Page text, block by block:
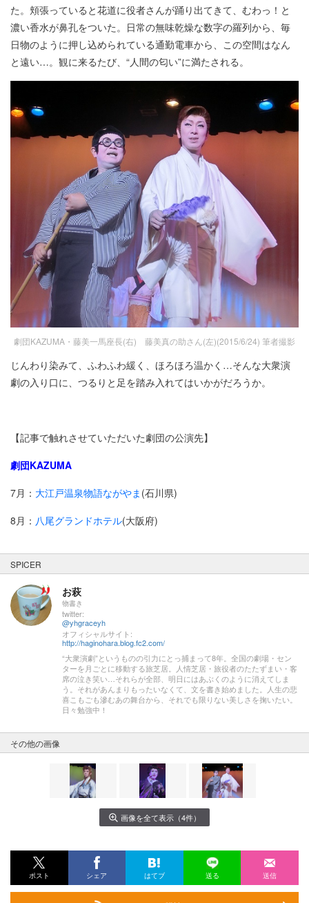
た。頬張っていると花道に役者さんが踊り出てきて、むわっ！と
濃い香水が鼻孔をついた。日常の無味乾燥な数字の羅列から、毎
日物のように押し込められている通勤電車から、この空間はなん
と遠い…。観に来るたび、“人間の匂い”に満たされる。
劇団KAZUMA・藤美一馬座長(右) 藤美真の助さん(左)(2015/6/24) 筆者撮影
じんわり染みて、ふわふわ緩く、ほろほろ温かく…そんな大衆演
劇の入り口に、つるりと足を踏み入れてはいかがだろうか。
【記事で触れさせていただいた劇団の公演先】
劇団KAZUMA
7月： 大江戸温泉物語ながやま (石川県)
8月： 八尾グランドホテル(大阪府)
SPICER
お萩
物書き
twitter:
@yhgraceyh
オフィシャルサイト:
http://haginohara.blog.fc2.com/
“大衆演劇”というものの引力にとっ捕まって8年。全国の劇場・セン
ターを月ごとに移動する旅芝居。人情芝居・旅役者のたたずまい・客
席の泣き笑い…それらが全部、明日にはあぶくのように消えてしま
う。それがあんまりもったいなくて、文を書き始めました。人生の悲
喜こもごも滲むあの舞台から、それでも限りない美しさを掬いたい。
日々勉強中！
その他の画像
画像を全て表示（4件）
ポスト シェア はてブ 送る 送信